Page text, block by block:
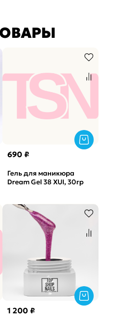
690 ₽
Гель для маникюра
Dream Gel 38 XUI, 30гр
1 200 ₽